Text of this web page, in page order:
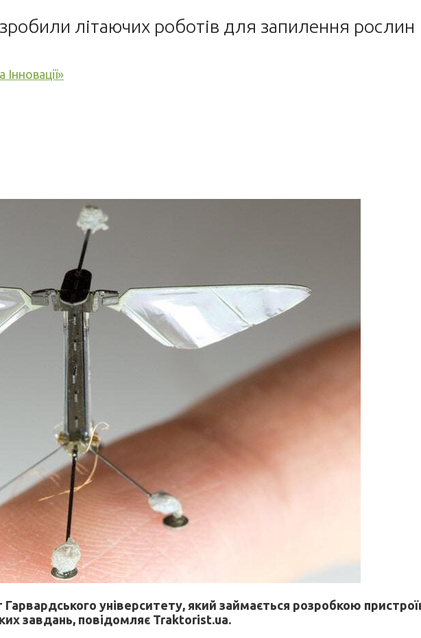
літаючих роботів для запилення рослин
Гарвардського університету, який займається розробкою
завдань, повідомляє Traktorist.ua.